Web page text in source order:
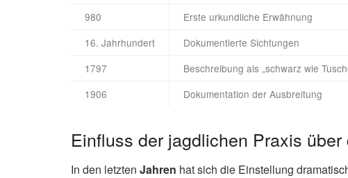
980 Erste urkundliche Erwähnung
16. Jahrhundert
Dokumentierte Sichtungen
1797
Beschreibung als „schwarz wie
1906
Dokumentation der Ausbreitung
Einfluss der jagdlichen Praxis
In den letzten Jahren hat sich die Einstellung